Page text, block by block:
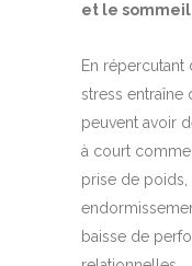
et le sommeil
En
stress
peuvent avoir
à court
prise de poids,
baisse de